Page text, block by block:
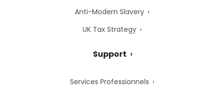
Anti-Modern Slavery
UK Tax Strategy
Support
Services Professionnels